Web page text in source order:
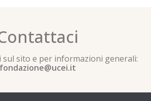
sul sito e per informazioni generali:
fondazione@ucei.it